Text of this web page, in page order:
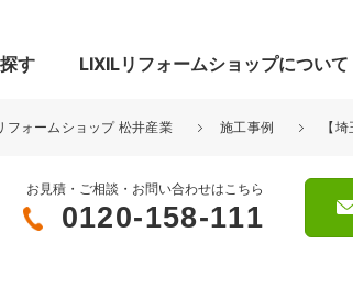
す LIXILリフォームショップについて
フォームショップ 松井産業 施工事例 【埼玉県
お見積・ご相談・お問い合わせはこちら
0120-158-111